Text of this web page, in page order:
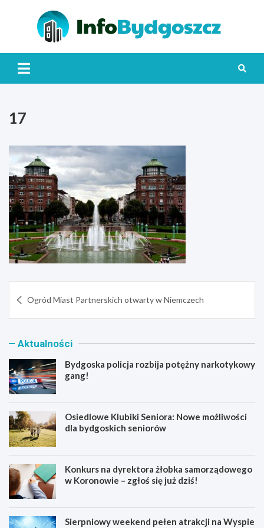
17
wpisu
Ogród Miast Partnerskich otwarty w Niemczech
Aktualności
Bydgoska policja rozbija potężny narkotykowy
gang!
Osiedlowe Klubiki Seniora: Nowe możliwości
dla bydgoskich seniorów
Konkurs na dyrektora żłobka samorządowego
w Koronowie – zgłoś się już dziś!
Sierpniowy weekend pełen atrakcji na Wyspie